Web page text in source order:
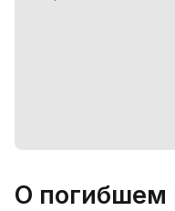
О погибшем